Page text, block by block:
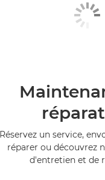
Réservez un service,
réparer ou découvrez
d'entretien et de